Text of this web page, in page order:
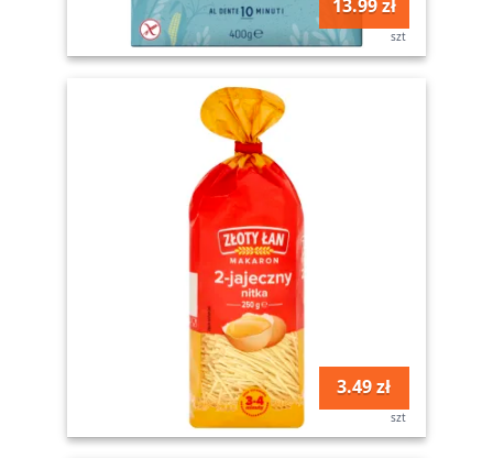
13.99 zł
szt
3.49 zł
szt